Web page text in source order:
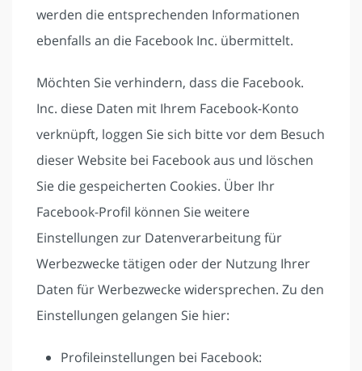
werden die entsprechenden Informationen
ebenfalls an die Facebook Inc. übermittelt.
Möchten Sie verhindern, dass die Facebook.
Inc. diese Daten mit Ihrem Facebook-Konto
verknüpft, loggen Sie sich bitte vor dem Besuch
dieser Website bei Facebook aus und löschen
Sie die gespeicherten Cookies. Über Ihr
Facebook-Profil können Sie weitere
Einstellungen zur Datenverarbeitung für
Werbezwecke tätigen oder der Nutzung Ihrer
Daten für Werbezwecke widersprechen. Zu den
Einstellungen gelangen Sie hier:
Profileinstellungen bei Facebook: